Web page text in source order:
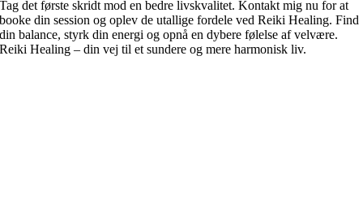
Tag det første skridt mod en bedre livskvalitet. Kontakt mig nu for at
booke din session og oplev de utallige fordele ved Reiki Healing. Find
din balance, styrk din energi og opnå en dybere følelse af velvære.
Reiki Healing – din vej til et sundere og mere harmonisk liv.